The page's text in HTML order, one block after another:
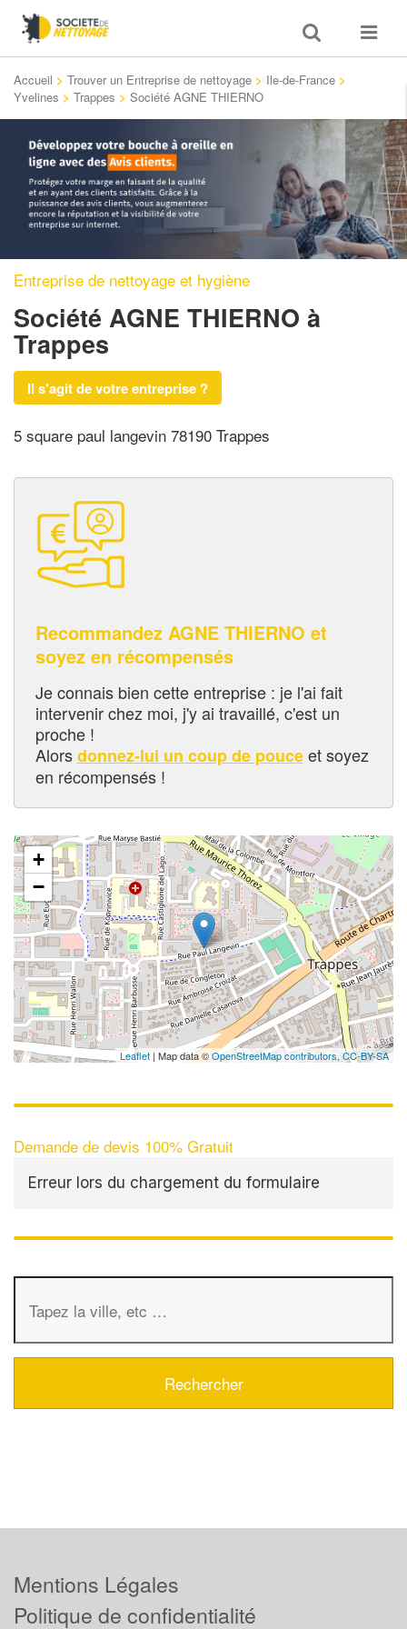
Toggle
search
Toggle
Accueil > Trouver un Entreprise de nettoyage > Ile-de-France >
Yvelines > Trappes > Société AGNE THIERNO
Entreprise de nettoyage et hygiène
Société AGNE THIERNO à
Trappes
Il s'agit de votre entreprise ?
5 square paul langevin 78190 Trappes
Recommandez AGNE THIERNO et
soyez en récompensés
Je connais bien cette entreprise : je l'ai fait
intervenir chez moi, j'y ai travaillé, c'est un
proche !
Alorsdonnez-lui un coup de pouceet soyez
en récompensés !
+
−
Leaflet | Map data ©OpenStreetMap contributors,CC-BY-SA
Demande de devis 100% Gratuit
Erreur lors du chargement du formulaire
✕
Mentions Légales
Politique de confidentialité